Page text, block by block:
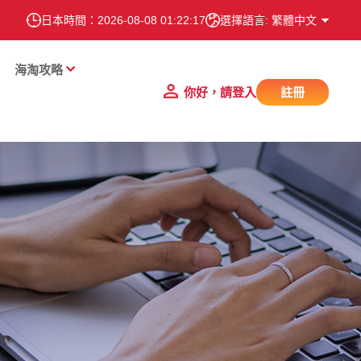
日本時間： 2026-08-08 01:22:18 選擇語言: 繁體中文
海淘攻略
你好，請登入
註冊